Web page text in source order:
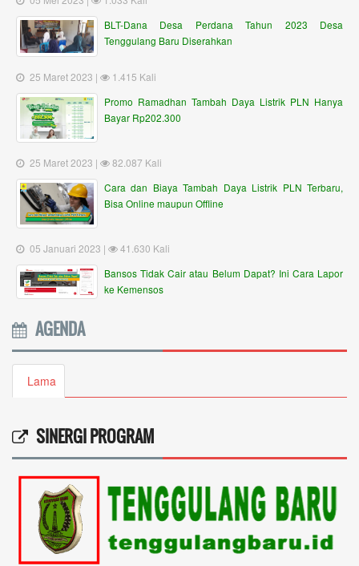
BLT-Dana Desa Perdana Tahun 2023 Desa
Tenggulang Baru Diserahkan
25 Maret 2023 |
1.415 Kali
Promo Ramadhan Tambah Daya Listrik PLN Hanya
Bayar Rp202.300
25 Maret 2023 |
82.087 Kali
Cara dan Biaya Tambah Daya Listrik PLN Terbaru,
Bisa Online maupun Offline
05 Januari 2023 |
41.630 Kali
Bansos Tidak Cair atau Belum Dapat? Ini Cara Lapor
ke Kemensos
AGENDA
Lama
SINERGI PROGRAM